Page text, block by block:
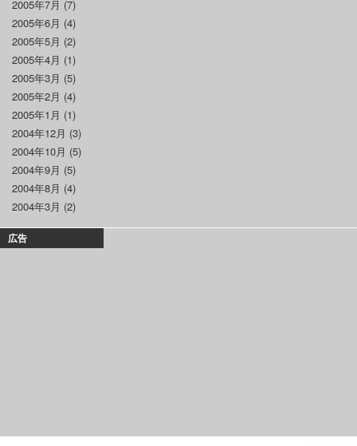
2005年7月 (7)
2005年6月 (4)
2005年5月 (2)
2005年4月 (1)
2005年3月 (5)
2005年2月 (4)
2005年1月 (1)
2004年12月 (3)
2004年10月 (5)
2004年9月 (5)
2004年8月 (4)
2004年3月 (2)
広告